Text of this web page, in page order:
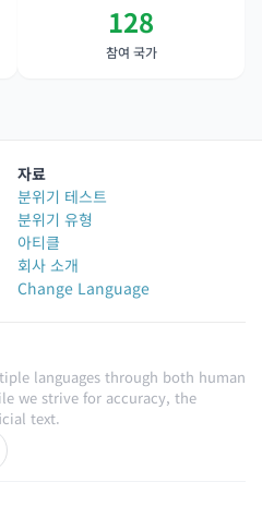
128
참여 국가
자료
분위기 테스트
분위기 유형
아티클
회사 소개
Change Language
languages through both human
we strive for accuracy, the
text.